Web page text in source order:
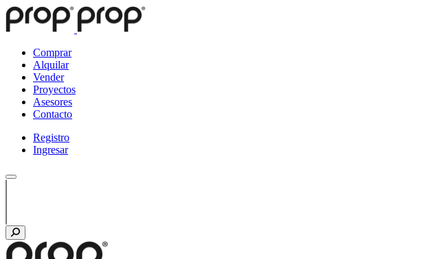
Comprar
Alquilar
Vender
Proyectos
Asesores
Contacto
Registro
Ingresar